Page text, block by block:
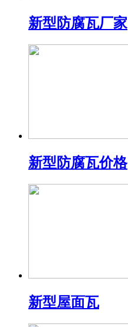
新型防腐瓦厂家
新型防腐瓦价格
新型屋面瓦